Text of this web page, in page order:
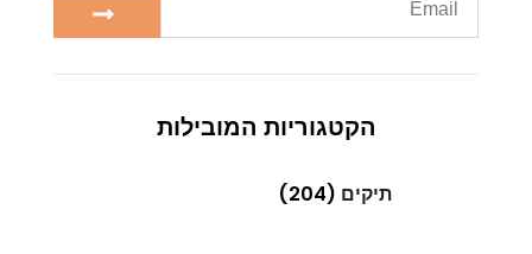
הקטגוריות המובילות
תיקים (204)